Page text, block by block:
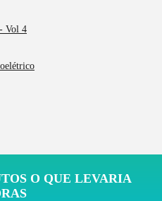
Vol 4
O QUE LEVARIA